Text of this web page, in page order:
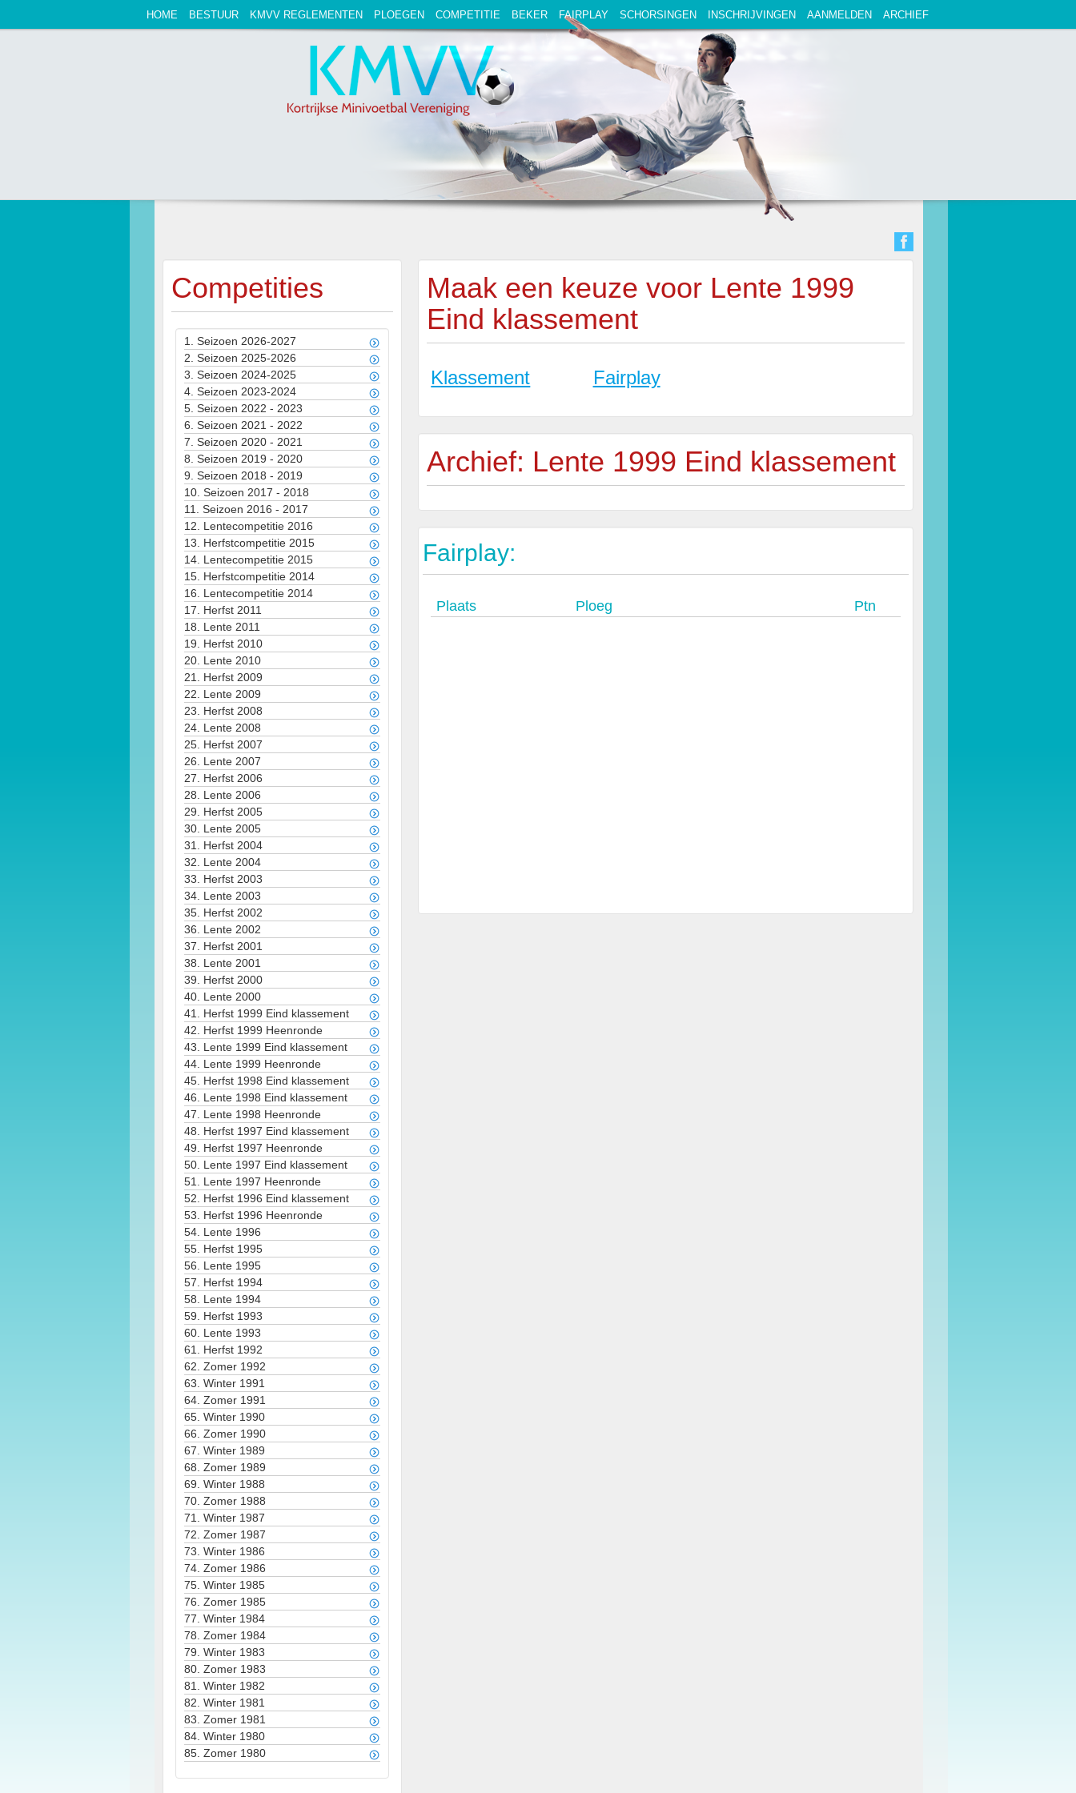
HOME BESTUUR KMVV REGLEMENTEN PLOEGEN COMPETITIE BEKER FAIRPLAY SCHORSINGEN INSCHRIJVINGEN AANMELDEN ARCHIEF
Competities
1. Seizoen 2026-2027
2. Seizoen 2025-2026
3. Seizoen 2024-2025
4. Seizoen 2023-2024
5. Seizoen 2022 - 2023
6. Seizoen 2021 - 2022
7. Seizoen 2020 - 2021
8. Seizoen 2019 - 2020
9. Seizoen 2018 - 2019
10. Seizoen 2017 - 2018
11. Seizoen 2016 - 2017
12. Lentecompetitie 2016
13. Herfstcompetitie 2015
14. Lentecompetitie 2015
15. Herfstcompetitie 2014
16. Lentecompetitie 2014
17. Herfst 2011
18. Lente 2011
19. Herfst 2010
20. Lente 2010
21. Herfst 2009
22. Lente 2009
23. Herfst 2008
24. Lente 2008
25. Herfst 2007
26. Lente 2007
27. Herfst 2006
28. Lente 2006
29. Herfst 2005
30. Lente 2005
31. Herfst 2004
32. Lente 2004
33. Herfst 2003
34. Lente 2003
35. Herfst 2002
36. Lente 2002
37. Herfst 2001
38. Lente 2001
39. Herfst 2000
40. Lente 2000
41. Herfst 1999 Eind klassement
42. Herfst 1999 Heenronde
43. Lente 1999 Eind klassement
44. Lente 1999 Heenronde
45. Herfst 1998 Eind klassement
46. Lente 1998 Eind klassement
47. Lente 1998 Heenronde
48. Herfst 1997 Eind klassement
49. Herfst 1997 Heenronde
50. Lente 1997 Eind klassement
51. Lente 1997 Heenronde
52. Herfst 1996 Eind klassement
53. Herfst 1996 Heenronde
54. Lente 1996
55. Herfst 1995
56. Lente 1995
57. Herfst 1994
58. Lente 1994
59. Herfst 1993
60. Lente 1993
61. Herfst 1992
62. Zomer 1992
63. Winter 1991
64. Zomer 1991
65. Winter 1990
66. Zomer 1990
67. Winter 1989
68. Zomer 1989
69. Winter 1988
70. Zomer 1988
71. Winter 1987
72. Zomer 1987
73. Winter 1986
74. Zomer 1986
75. Winter 1985
76. Zomer 1985
77. Winter 1984
78. Zomer 1984
79. Winter 1983
80. Zomer 1983
81. Winter 1982
82. Winter 1981
83. Zomer 1981
84. Winter 1980
85. Zomer 1980
Maak een keuze voor Lente 1999
Eind klassement
Klassement Fairplay
Archief: Lente 1999 Eind klassement
Fairplay:
Plaats Ploeg Ptn